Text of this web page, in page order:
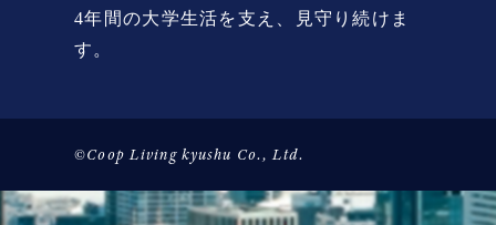
4年間の大学生活を支え、見守り続けま
す。
©Coop Living kyushu Co., Ltd.